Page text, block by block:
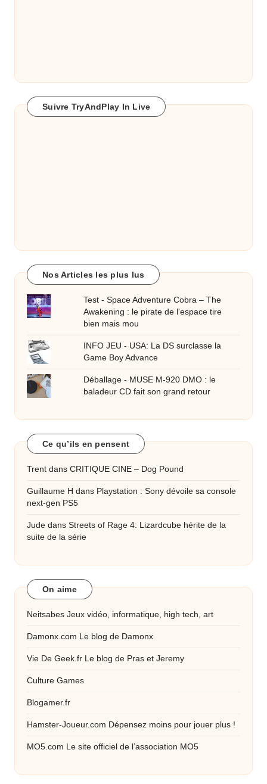
Suivre TryAndPlay In Live
Nos Articles les plus lus
Test - Space Adventure Cobra – The
Awakening : le pirate de l'espace tire
bien mais mou
INFO JEU - USA: La DS surclasse la
Game Boy Advance
Déballage - MUSE M-920 DMO : le
baladeur CD fait son grand retour
Ce qu’ils en pensent
Trent dans CRITIQUE CINE – Dog Pound
Guillaume H dans Playstation : Sony dévoile sa console
next-gen PS5
Jude dans Streets of Rage 4: Lizardcube hérite de la
suite de la série
On aime
Neitsabes Jeux vidéo, informatique, high tech, art
Damonx.com Le blog de Damonx
Vie De Geek.fr Le blog de Pras et Jeremy
Culture Games
Blogamer.fr
Hamster-Joueur.com Dépensez moins pour jouer plus !
MO5.com Le site officiel de l’association MO5